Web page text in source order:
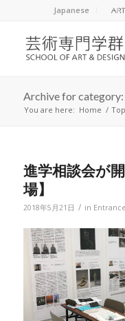
Japanese
Archive for
You are here: Home /
進学相談会が
場】
2018年5月21日 / in